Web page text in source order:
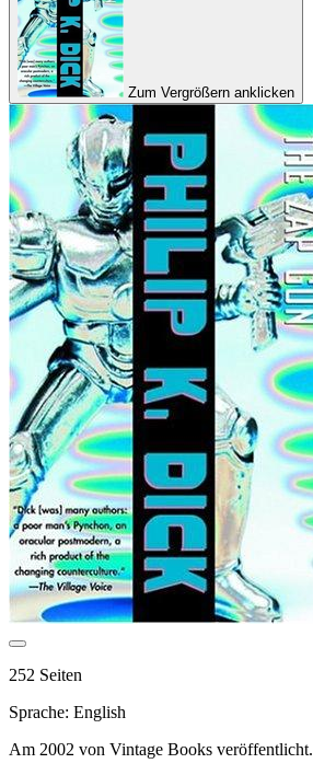
Zum Vergrößern anklicken
252 Seiten
Sprache: English
Am 2002 von Vintage Books veröffentlicht.